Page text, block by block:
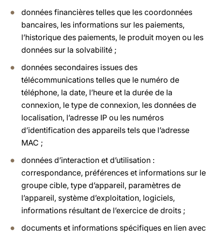
données financières telles que les coordonnées
bancaires, les informations sur les paiements,
l’historique des paiements, le produit moyen ou les
données sur la solvabilité ;
données secondaires issues des
télécommunications telles que le numéro de
téléphone, la date, l’heure et la durée de la
connexion, le type de connexion, les données de
localisation, l’adresse IP ou les numéros
d’identification des appareils tels que l’adresse
MAC ;
données d’interaction et d’utilisation :
correspondance, préférences et informations sur le
groupe cible, type d’appareil, paramètres de
l’appareil, système d’exploitation, logiciels,
informations résultant de l’exercice de droits ;
documents et informations spécifiques en lien avec